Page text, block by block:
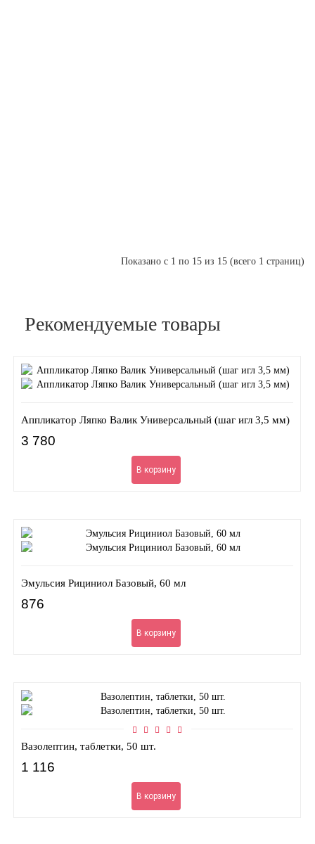
Показано с 1 по 15 из 15 (всего 1 страниц)
Рекомендуемые товары
Аппликатор Ляпко Валик Универсальный (шаг игл 3,5 мм)
3 780
В корзину
Эмульсия Рициниол Базовый, 60 мл
876
В корзину
Вазолептин, таблетки, 50 шт.
1 116
В корзину